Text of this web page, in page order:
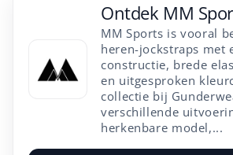
Ontdek MM
MM Sports is vooral
heren-jockstraps met
constructie, brede
en uitgesproken
collectie bij
verschillende
herkenbare model,...